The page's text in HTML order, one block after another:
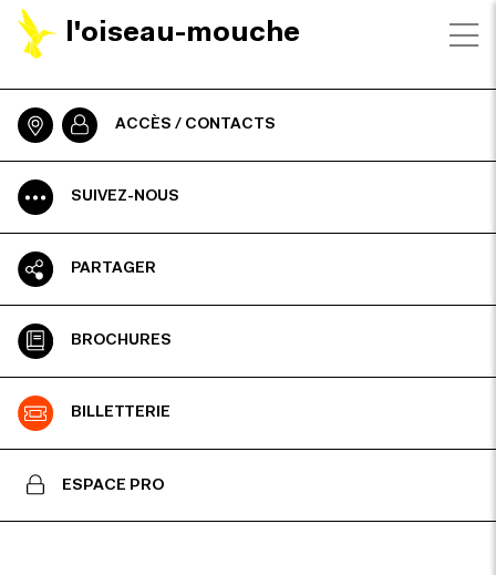
l'oiseau-mouche
ACCÈS / CONTACTS
SUIVEZ-NOUS
PARTAGER
BROCHURES
BILLETTERIE
ESPACE PRO